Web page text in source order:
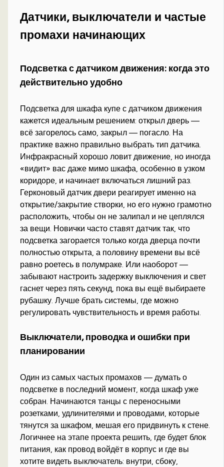
Датчики, выключатели и частые
промахи начинающих
Подсветка с датчиком движения: когда это
действительно удобно
Подсветка для шкафа купе с датчиком движения
кажется идеальным решением: открыл дверь —
всё загорелось само, закрыл — погасло. На
практике важно правильно выбрать тип датчика.
Инфракрасный хорошо ловит движение, но иногда
«видит» вас даже мимо шкафа, особенно в узком
коридоре, и начинает включаться лишний раз.
Герконовый датчик двери реагирует именно на
открытие/закрытие створки, но его нужно грамотно
расположить, чтобы он не залипал и не цеплялся
за вещи. Новички часто ставят датчик так, что
подсветка загорается только когда дверца почти
полностью открыта, а половину времени вы всё
равно роетесь в полумраке. Или наоборот —
забывают настроить задержку выключения и свет
гаснет через пять секунд, пока вы ещё выбираете
рубашку. Лучше брать системы, где можно
регулировать чувствительность и время работы.
Выключатели, проводка и ошибки при
планировании
Один из самых частых промахов — думать о
подсветке в последний момент, когда шкаф уже
собран. Начинаются танцы с переносными
розетками, удлинителями и проводами, которые
тянутся за шкафом, мешая его придвинуть к стене.
Логичнее на этапе проекта решить, где будет блок
питания, как провод войдёт в корпус и где вы
хотите видеть выключатель: внутри, сбоку,